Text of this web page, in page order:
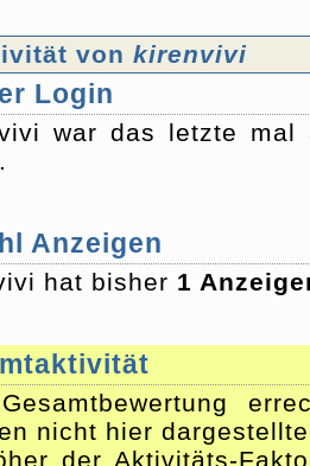
von kirenvivi
Login
war das letzte
Anzeigen
hat bisher 1
nicht hier
der Aktivitäts-